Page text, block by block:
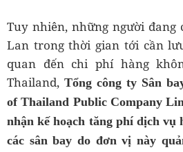
Tuy nhiên, những người đang
Lan trong thời gian tới cần
quan đến chi phí hàng
Thailand, Tổng công ty Sân
of Thailand Public Company
nhận kế hoạch tăng phí dịch vụ
các sân bay do đơn vị này